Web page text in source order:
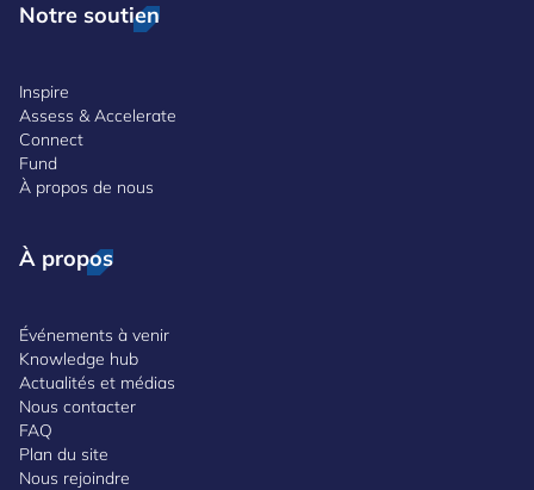
Notre soutien
Inspire
Assess & Accelerate
Connect
Fund
À propos de nous
À propos
Événements à venir
Knowledge hub
Actualités et médias
Nous contacter
FAQ
Plan du site
Nous rejoindre